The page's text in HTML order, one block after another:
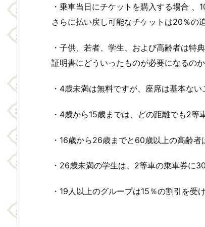
・乗車当日にチケットを購入する場合 、
さらに払い戻し可能なチケットは20％の
・子供、若者、学生、および高齢者は特
証明書にどういったものが必要になるの
・4歳未満は無料ですが、座席は基本ない
・4歳から15歳までは、どの距離でも2等
・16歳から26歳までと60歳以上の高齢者
・26歳未満の学生は、2等車の乗車券に
・19人以上のグループは15％の割引を受